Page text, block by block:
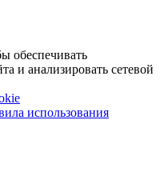
обеспечивать
и анализировать сетевой
использования